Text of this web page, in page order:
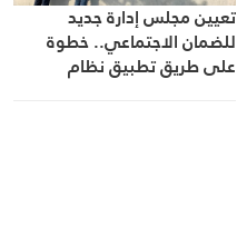
تعيين مجلس إدارة جديد
للضمان الاجتماعي.. خطوة
على طريق تطبيق نظام